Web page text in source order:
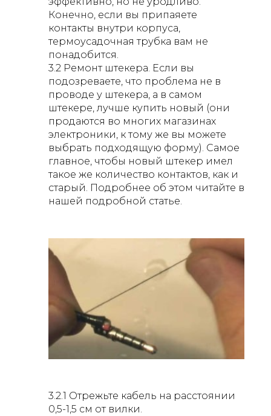
Конечно, если вы припаяете
контакты внутри корпуса,
термоусадочная трубка вам не
понадобится.
3.2 Ремонт штекера. Если вы
подозреваете, что проблема не в
проводе у штекера, а в самом
штекере, лучше купить новый (они
продаются во многих магазинах
электроники, к тому же вы можете
выбрать подходящую форму). Самое
главное, чтобы новый штекер имел
такое же количество контактов, как и
старый. Подробнее об этом читайте в
нашей подробной статье.
3.2.1 Отрежьте кабель на расстоянии
0,5-1,5 см от вилки.